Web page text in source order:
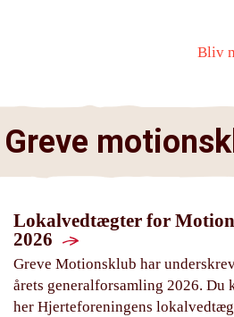
Bliv
Greve
Lokalvedtægter for
2026
Greve Motionsklub har
årets generalforsamling 2026. Du
her Hjerteforeningens